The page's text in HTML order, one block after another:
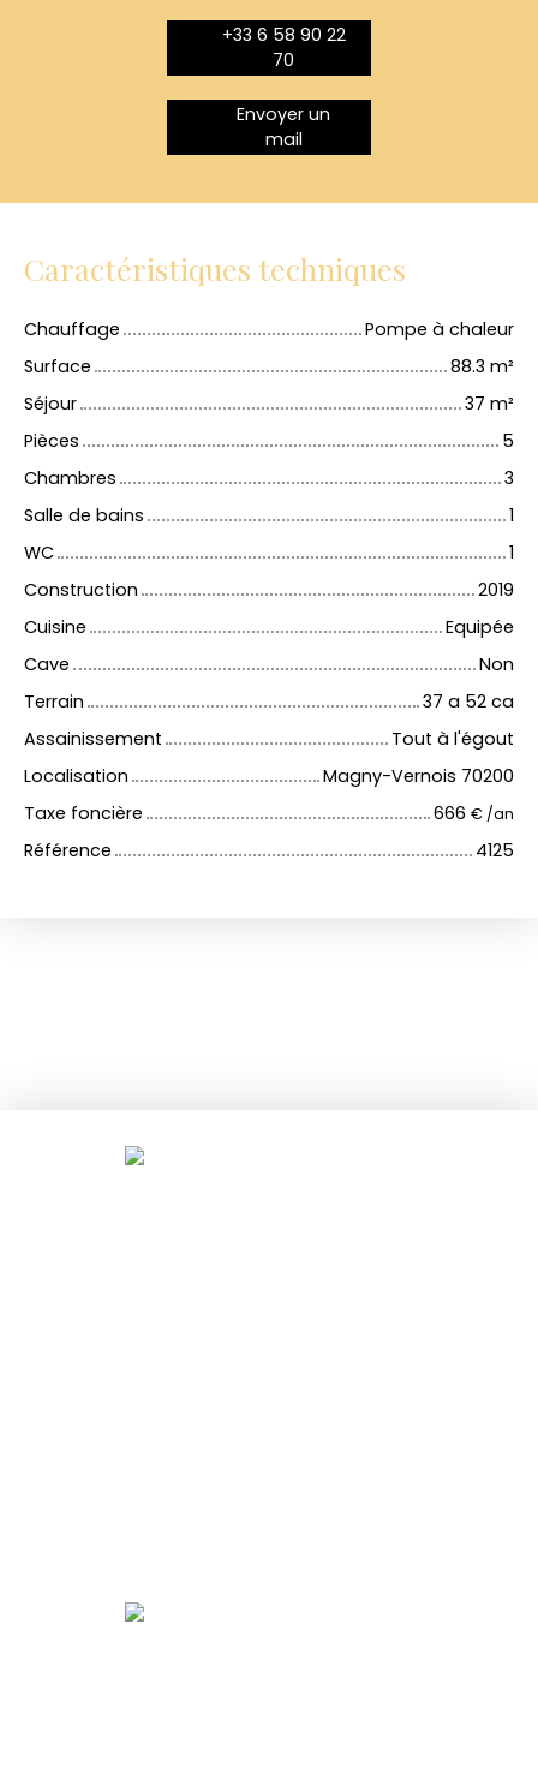
+33 6 58 90 22
70
Envoyer un
mail
Caractéristiques techniques
Chauffage
Pompe à chaleur
Surface
88.3 m²
Séjour
37 m²
Pièces
5
Chambres
3
Salle de bains
1
WC
1
Construction
2019
Cuisine
Equipée
Cave
Non
Terrain
37 a 52 ca
Assainissement
Tout à l'égout
Localisation
Magny-Vernois 70200
Taxe foncière
666 € /an
Référence 4125